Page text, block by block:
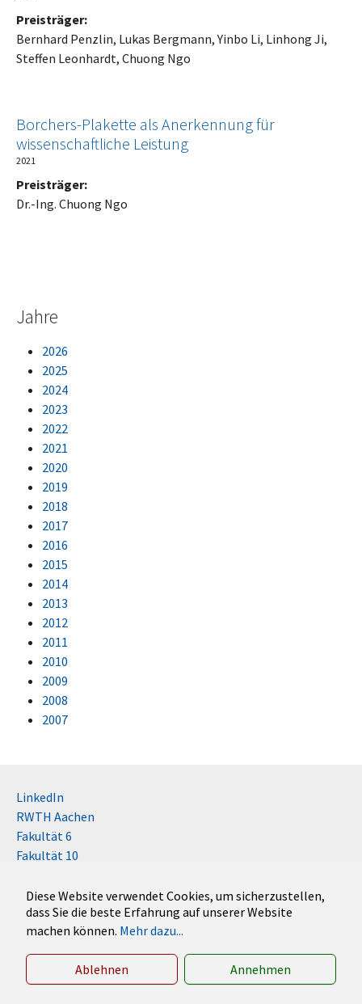
Diese Website verwendet Cookies, um sicherzustellen,
dass Sie die beste Erfahrung auf unserer Website
machen können. Mehr dazu...
Ablehnen Annehmen
Preisträger:
Bernhard Penzlin, Lukas Bergmann, Yinbo Li, Linhong Ji,
Steffen Leonhardt, Chuong Ngo
Borchers-Plakette als Anerkennung für
wissenschaftliche Leistung
2021
Preisträger:
Dr.-Ing. Chuong Ngo
Jahre
2026
2025
2024
2023
2022
2021
2020
2019
2018
2017
2016
2015
2014
2013
2012
2011
2010
2009
2008
2007
LinkedIn
RWTH Aachen
Fakultät 6
Fakultät 10
Kontakt
Disclaimer (RWTH)